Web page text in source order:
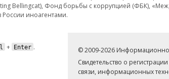
Bellingcat), Фонд борьбы с коррупцией (ФБК),
иноагентами.
+ Enter .
© 2009-2026 Информационное
Свидетельство о
связи, информационных